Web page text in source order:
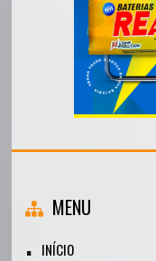
MENU
INÍCIO